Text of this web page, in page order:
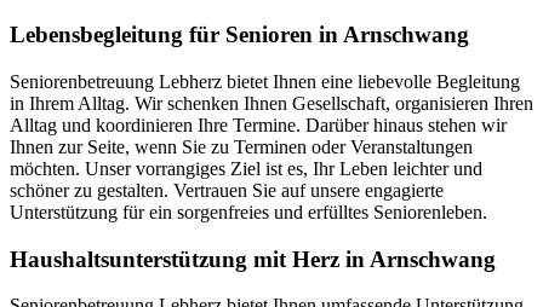
Lebensbegleitung für Senioren in Arnschwang
Seniorenbetreuung Lebherz bietet Ihnen eine liebevolle Begleitung
in Ihrem Alltag. Wir schenken Ihnen Gesellschaft, organisieren Ihren
Alltag und koordinieren Ihre Termine. Darüber hinaus stehen wir
Ihnen zur Seite, wenn Sie zu Terminen oder Veranstaltungen
möchten. Unser vorrangiges Ziel ist es, Ihr Leben leichter und
schöner zu gestalten. Vertrauen Sie auf unsere engagierte
Unterstützung für ein sorgenfreies und erfülltes Seniorenleben.
Haushalts­unterstützung mit Herz in Arnschwang